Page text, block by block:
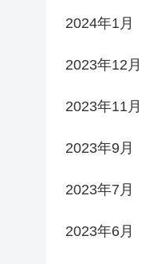
2024年1月
2023年12月
2023年11月
2023年9月
2023年7月
2023年6月